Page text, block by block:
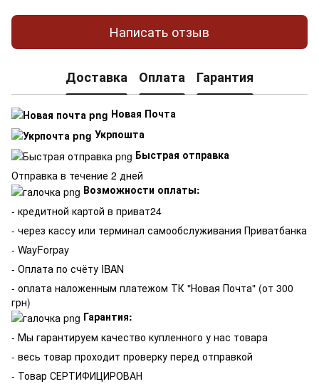
Написать отзыв
Доставка Оплата Гарантия
Новая Почта
Укрпошта
Быстрая отправка
Отправка в течение 2 дней
Возможности оплаты:
- кредитной картой в приват24
- через кассу или терминал самообслуживания Приватбанка
- WayForpay
- Оплата по счёту IBAN
- оплата наложенным платежом ТК "Новая Почта" (от 300
грн)
Гарантия:
- Мы гарантируем качество купленного у нас товара
- весь товар проходит проверку перед отправкой
- Товар СЕРТИФИЦИРОВАН